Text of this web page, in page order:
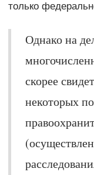
только
Однако на
скорее
некоторых